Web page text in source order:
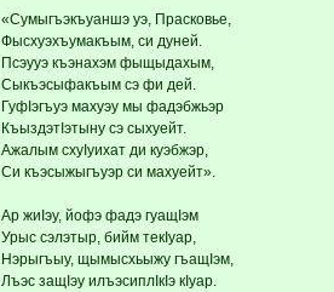
«Сумыгъэкъуаншэ уэ, Прасковье,
Фысхуэхъумакъым, си дуней.
Псэууэ къэнахэм фыщыдахым,
Сыкъэсыфакъым сэ фи дей.
ГуфIэгъуэ махуэу мы фадэбжьэр
КъыздэтIэтыну сэ сыхуейт.
Ажалым схуIуихат ди куэбжэр,
Си къэсыжыгъуэр си махуейт».
Ар жиIэу, йофэ фадэ гуащIэм
Урыс сэлэтыр, бийм текIуар,
Нэрыгъыу, щымысхьыжу гъащIэм,
Лъэс защIэу илъэсиплIкIэ кIуар.